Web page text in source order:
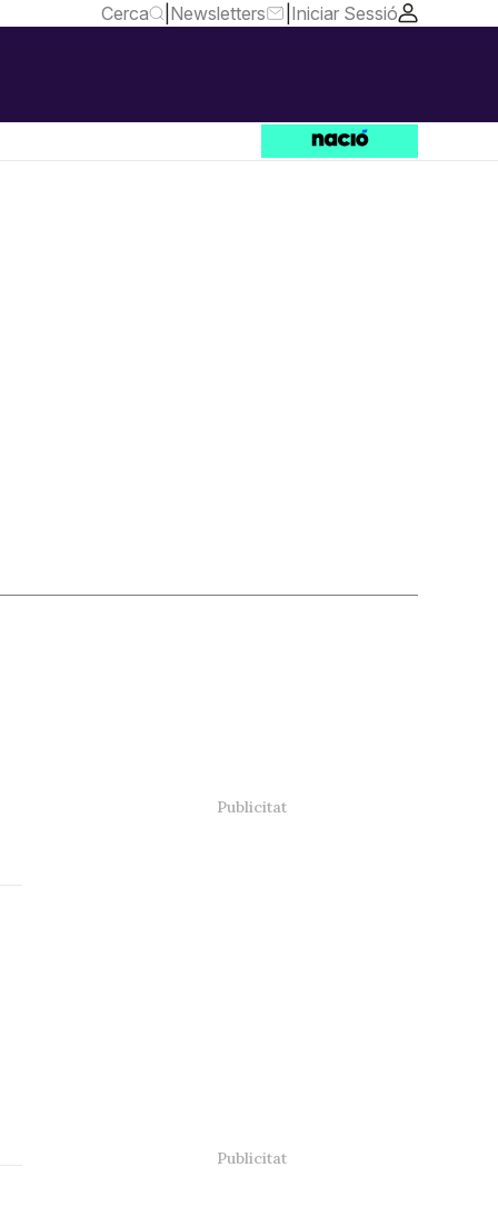
Cerca Newsletters Iniciar Sessió